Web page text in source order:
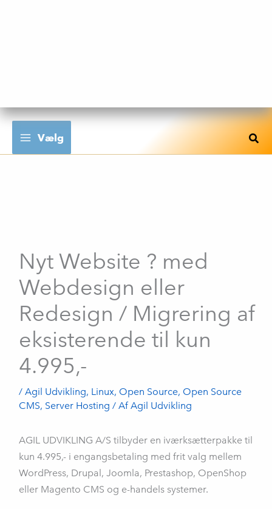
Vælg
Nyt Website ? med
Webdesign eller
Redesign / Migrering af
eksisterende til kun
4.995,-
/ Agil Udvikling, Linux, Open Source, Open Source
CMS, Server Hosting / AfAgil Udvikling
AGIL UDVIKLING A/S tilbyder en iværksætterpakke til
kun 4.995,- i engangsbetaling med frit valg mellem
WordPress, Drupal, Joomla, Prestashop, OpenShop
eller Magento CMS og e-handels systemer.